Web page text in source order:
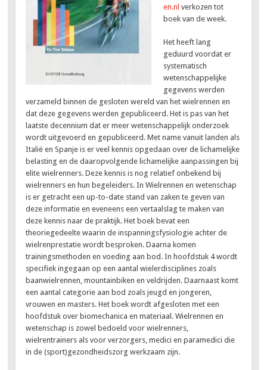
en.nl verkozen tot
boek van de week.
Het heeft lang
geduurd voordat er
systematisch
wetenschappelijke
gegevens werden
verzameld binnen de gesloten wereld van het wielrennen en
dat deze gegevens werden gepubliceerd. Het is pas van het
laatste decennium dat er meer wetenschappelijk onderzoek
wordt uitgevoerd en gepubliceerd. Met name vanuit landen als
Italië en Spanje is er veel kennis opgedaan over de lichamelijke
belasting en de daaropvolgende lichamelijke aanpassingen bij
elite wielrenners. Deze kennis is nog relatief onbekend bij
wielrenners en hun begeleiders. In Wielrennen en wetenschap
is er getracht een up-to-date stand van zaken te geven van
deze informatie en eveneens een vertaalslag te maken van
deze kennis naar de praktijk. Het boek bevat een
theoriegedeelte waarin de inspanningsfysiologie achter de
wielrenprestatie wordt besproken. Daarna komen
trainingsmethoden en voeding aan bod. In hoofdstuk 4 wordt
specifiek ingegaan op een aantal wielerdisciplines zoals
baanwielrennen, mountainbiken en veldrijden. Daarnaast komt
een aantal categorie aan bod zoals jeugd en jongeren,
vrouwen en masters. Het boek wordt afgesloten met een
hoofdstuk over biomechanica en materiaal. Wielrennen en
wetenschap is zowel bedoeld voor wielrenners,
wielrentrainers als voor verzorgers, medici en paramedici die
in de (sport)gezondheidszorg werkzaam zijn.